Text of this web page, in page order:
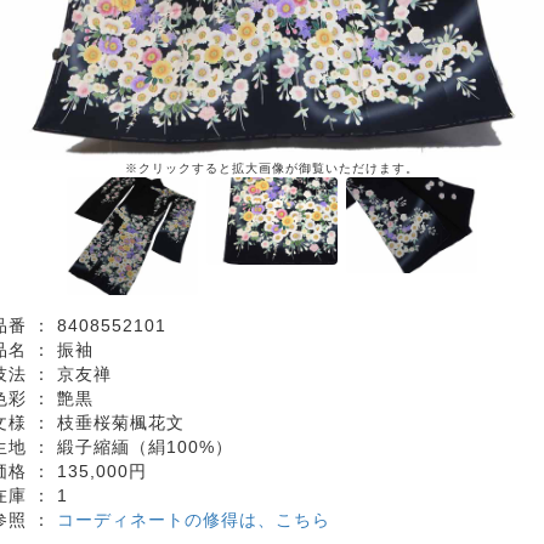
※クリックすると拡大画像が御覧いただけます。
番 ： 8408552101
名 ： 振袖
法 ： 京友禅
彩 ： 艶黒
様 ： 枝垂桜菊楓花文
地 ： 緞子縮緬（絹100%）
格 ： 135,000円
庫 ： 1
照 ：
コーディネートの修得は、こちら